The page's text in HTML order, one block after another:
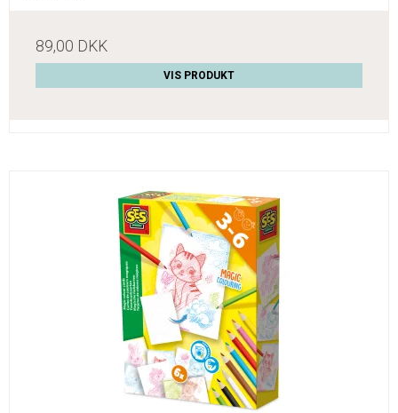
89,00 DKK
VIS PRODUKT